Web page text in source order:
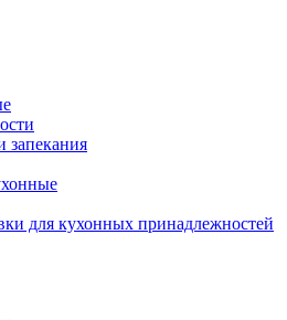
запекания
для кухонных принадлежностей